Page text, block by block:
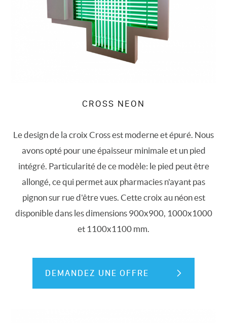
CROSS NEON
Le design de la croix Cross est moderne et épuré. Nous
avons opté pour une épaisseur minimale et un pied
intégré. Particularité de ce modèle: le pied peut être
allongé, ce qui permet aux pharmacies n'ayant pas
pignon sur rue d'être vues. Cette croix au néon est
disponible dans les dimensions 900x900, 1000x1000
et 1100x1100 mm.
DEMANDEZ UNE OFFRE